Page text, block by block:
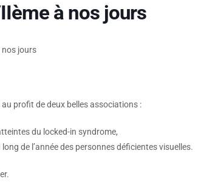
à nos jours
nos jours
profit de deux belles associations :
du locked-in syndrome,
de l’année des personnes déficientes visuelles.